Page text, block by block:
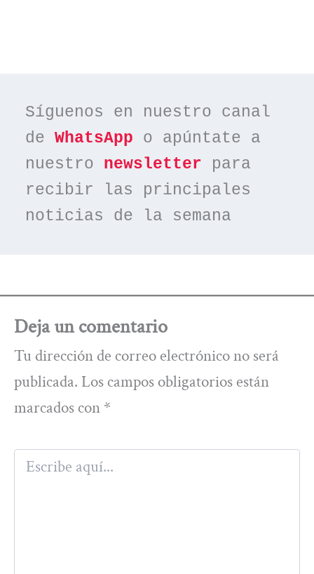
Síguenos en nuestro canal
de WhatsApp o apúntate a
nuestro newsletter para
recibir las principales
noticias de la semana
Deja un comentario
Tu dirección de correo electrónico no será
publicada. Los campos obligatorios están
marcados con *
Escribe
aquí...